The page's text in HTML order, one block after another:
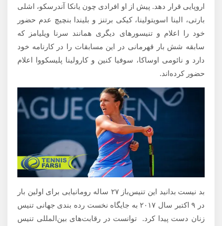
اروپایی قرار دهد. پیش از او افرادی چون یانکا آندرسکو، اشلی
بارتی، الینا اسویتولینا، کیکی برتنز و بلیندا بنچیچ عدم حضور
خود را اعلام و تنیسورهای دیگری همانند سرنا ویلیامز که
سابقه شش بار قهرمانی در این مسابقات را در کارنامه خود
دارد و نائومی اوساکا، سوفیا کنین و کارولینا پلیسکووا اعلام
حضور کرده‌اند.
بد نیست بدانید این تنیس‌باز ۲۷ ساله رومانیایی برای اولین بار
در ۹ اکتبر سال ۲۰۱۷ به جایگاه نخست رده بندی جهانی تنیس
زنان دست پیدا کرد. توانست در رقابت‌های بین‌المللی تنیس